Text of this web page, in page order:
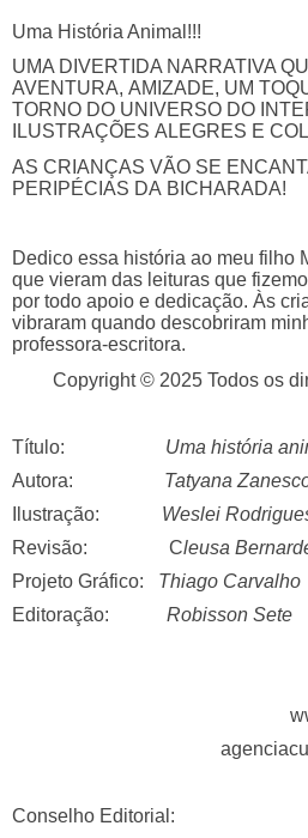
Uma História Animal!!!
UMA DIVERTIDA NARRATIVA
AVENTURA, AMIZADE, UM
TORNO DO UNIVERSO DO
ILUSTRAÇÕES ALEGRES E
AS CRIANÇAS VÃO SE
PERIPÉCIAS DA BICHARADA!
Dedico essa história ao meu filho
que vieram das leituras que
por todo apoio e dedicação. Às
vibraram quando descobriram
professora-escritora.
Copyright © 2025 Todos os
Título: Uma história
Autora: Tatyana
Ilustração: Weslei
Revisão: Cleusa
Projeto Gráfico: Thiago Carvalho
Editoração: Robisson Sete
Conselho Editorial: